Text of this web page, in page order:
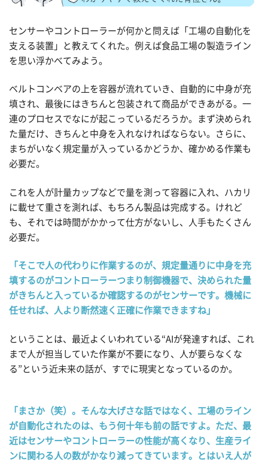
センサーやコントローラーが何かと問えば「工場の自動化を
支える装置」と教えてくれた。例えば食品工場の製造ライン
を思い浮かべてみよう。
ベルトコンベアの上を容器が流れていき、自動的に中身が充
填され、最後にはきちんと包装されて商品ができあがる。一
連のプロセスでなにが起こっているだろうか。まず決められ
た量だけ、きちんと中身を入れなければならない。さらに、
まちがいなく規定量が入っているかどうか、確かめる作業も
必要だ。
これを人が計量カップなどで量を測って容器に入れ、ハカリ
に載せて重さを測れば、もちろん製品は完成する。けれど
も、それでは時間がかかって仕方がないし、人手もたくさん
必要だ。
「そこで人の代わりに作業するのが、規定量通りに中身を充
填するのがコントローラーつまり制御機器で、決められた量
がきちんと入っているか確認するのがセンサーです。機械に
任せれば、人より断然速く正確に作業できますね」
ということは、最近よくいわれている“AIが発達すれば、これ
まで人が担当していた作業が不要になり、人が要らなくな
る”という近未来の話が、すでに現実となっているのか。
「まさか（笑）。そんな大げさな話ではなく、工場のライン
が自動化されたのは、もう何十年も前の話ですよ。ただ、最
近はセンサーやコントローラーの性能が高くなり、生産ライ
ンに関わる人の数がかなり減ってきています。とはいえ人が